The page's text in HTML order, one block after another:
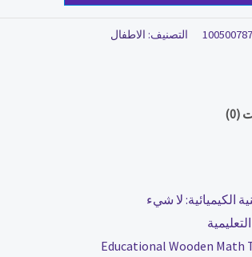
التصنيف: الاطفال
(0)
لا شيء
التعليمية
Educational Wooden Math